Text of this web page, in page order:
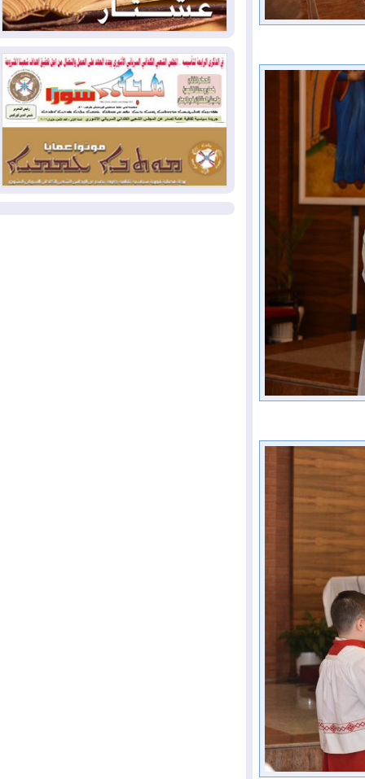
2026-08-02ترامب: الولايات المتحدة
وإسرائيل تعلقان شن ضربات على إيران
2026-08-01
تقرير: الولايات المتحدة تسحب
منظومة باتريوت الدفاعية من أربيل
2026-08-01
النفط: اتفاقية ثلاثية لاستئناف
التصدير عبر جيهان بطاقة 750 ألف برميل
يومياً